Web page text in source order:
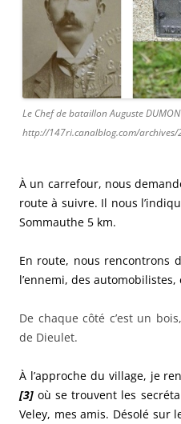
Le Chef de bataillon Auguste
http://147ri.canalblog.com/
À un carrefour, nous
route à suivre. Il nous
Sommauthe 5 km.
En route, nous rencontrons
l’ennemi, des automobilistes,
De chaque côté c’est un
de Dieulet.
À l’approche du village, je
[3] où se trouvent les
Veley, mes amis. Désolé sur